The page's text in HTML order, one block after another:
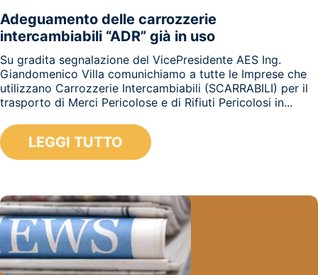
Adeguamento delle carrozzerie
intercambiabili “ADR” già in uso
Su gradita segnalazione del VicePresidente AES Ing.
Giandomenico Villa comunichiamo a tutte le Imprese che
utilizzano Carrozzerie Intercambiabili (SCARRABILI) per il
trasporto di Merci Pericolose e di Rifiuti Pericolosi in...
LEGGI TUTTO